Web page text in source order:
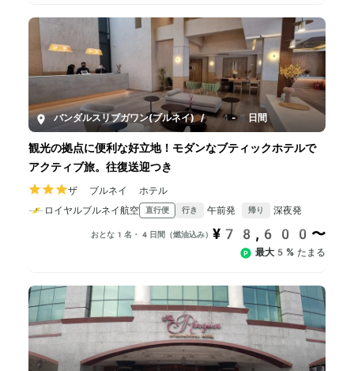
バンダルスリブガワン(ブルネイ) / 4-8日間
観光の拠点に便利な好立地！モダンなブティックホテルで
アクティブ旅。往復送迎つき
ザ ブルネイ ホテル
ロイヤルブルネイ航空
直行便 行き 午前発 帰り 深夜発
おとな1名・4日間（燃油込み） ¥78,600〜
最大5% たまる